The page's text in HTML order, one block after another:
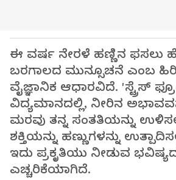
ಈ ವರ್ಷ ನೇರಳೆ ಹಣ್ಣಿನ ಫಸಲು
ಬರಗಾಲದ ಮುನ್ಸೂಚನೆ ಎಂಬ
ವೈಜ್ಞಾನಿಕ ಆಧಾರವಿದೆ. 'ಸ್ಟ್ರೆಸ್
ವಿದ್ಯಮಾನದಲ್ಲಿ, ನೀರಿನ
ಮರವು ತನ್ನ ಸಂತತಿಯನ್ನು
ಶಕ್ತಿಯನ್ನು ಹಣ್ಣುಗಳನ್ನು
ಇದು ಪ್ರಕೃತಿಯು ನೀಡುವ
ಎಚ್ಚರಿಕೆಯಾಗಿದೆ.